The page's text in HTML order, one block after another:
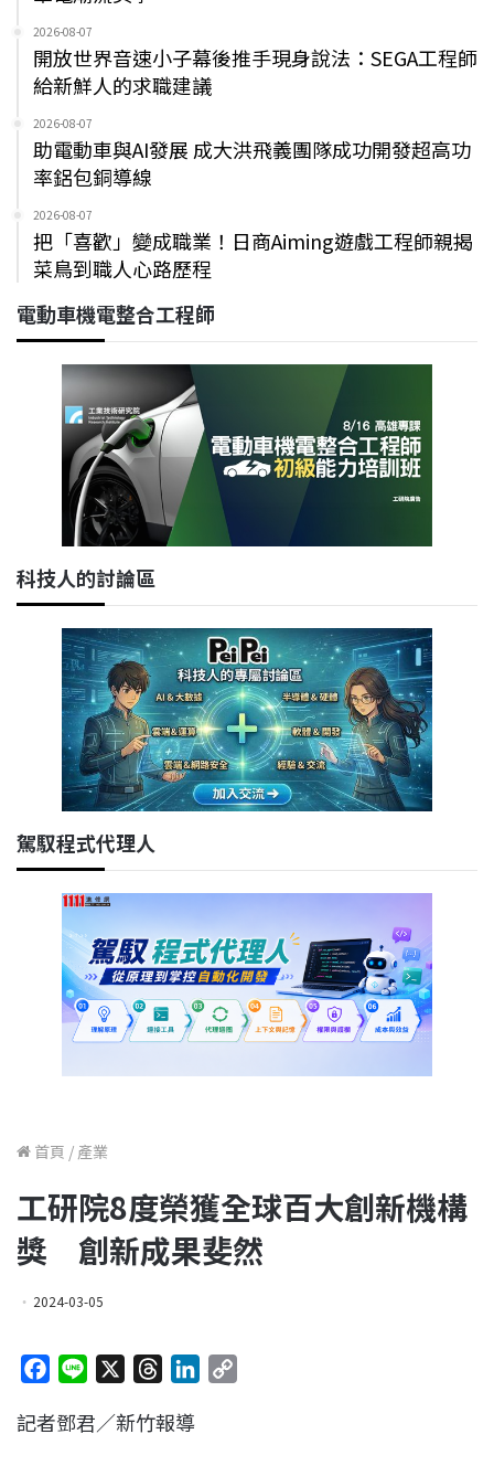
2026-08-07
開放世界音速小子幕後推手現身說法：SEGA工程師
給新鮮人的求職建議
2026-08-07
助電動車與AI發展 成大洪飛義團隊成功開發超高功
率鋁包銅導線
2026-08-07
把「喜歡」變成職業！日商Aiming遊戲工程師親揭
菜鳥到職人心路歷程
電動車機電整合工程師
科技人的討論區
駕馭程式代理人